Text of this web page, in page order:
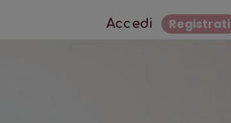
Accedi Registrati